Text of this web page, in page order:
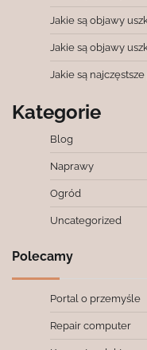
Jakie są objawy
Jakie są objawy
Jakie są
Kategorie
Blog
Naprawy
Ogród
Uncategorized
Polecamy
Portal o przemyśle
Repair computer